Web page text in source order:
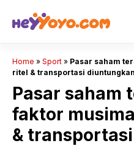
Home » Sport » Pasar saham
ritel & transportasi diuntungkan
Pasar saham
faktor
&